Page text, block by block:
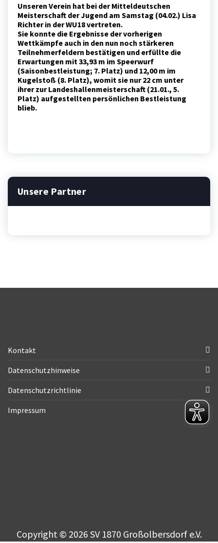
Unseren Verein hat bei der Mitteldeutschen
Meisterschaft der Jugend am Samstag (04.02.) Lisa
Richter in der WU18 vertreten.
Sie konnte die Ergebnisse der vorherigen
Wettkämpfe auch in den nun noch stärkeren
Teilnehmerfeldern bestätigen und erfüllte die
Erwartungen mit 33,93 m im Speerwurf
(Saisonbestleistung; 7. Platz) und 12,00 m im
Kugelstoß (8. Platz), womit sie nur 22 cm unter
ihrer zur Landeshallenmeisterschaft (21.01., 5.
Platz) aufgestellten persönlichen Bestleistung
blieb.
Unsere Partner
Kontakt
Datenschutzhinweise
Datenschutzrichtlinie
Impressum
Copyright © 2026 SV 1870 Großolbersdorf e.V.